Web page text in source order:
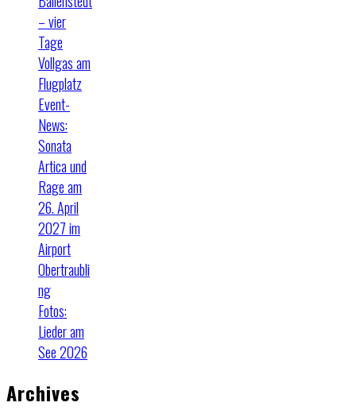
– vier
Tage
Vollgas am
Flugplatz
Event-
News:
Sonata
Artica und
Rage am
26. April
2027 im
Airport
Obertraubli
ng
Fotos:
Lieder am
See 2026
Archives